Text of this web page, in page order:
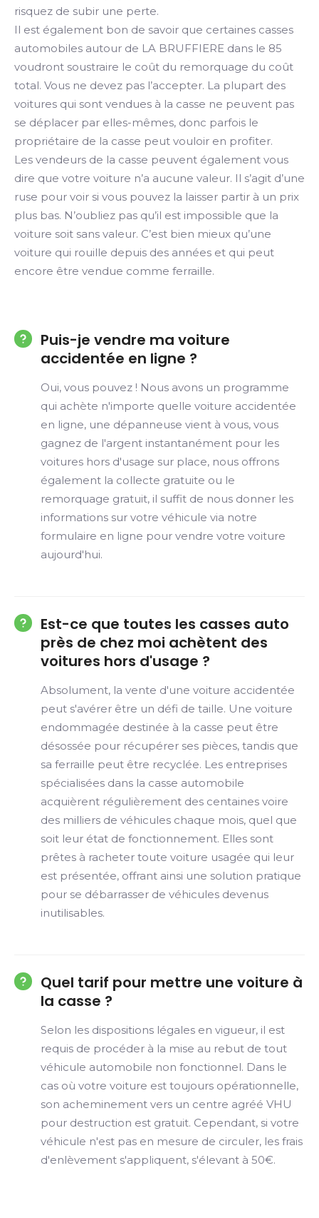
risquez de subir une perte.
Il est également bon de savoir que certaines casses
automobiles autour de LA BRUFFIERE dans le 85
voudront soustraire le coût du remorquage du coût
total. Vous ne devez pas l’accepter. La plupart des
voitures qui sont vendues à la casse ne peuvent pas
se déplacer par elles-mêmes, donc parfois le
propriétaire de la casse peut vouloir en profiter.
Les vendeurs de la casse peuvent également vous
dire que votre voiture n’a aucune valeur. Il s’agit d’une
ruse pour voir si vous pouvez la laisser partir à un prix
plus bas. N’oubliez pas qu’il est impossible que la
voiture soit sans valeur. C’est bien mieux qu’une
voiture qui rouille depuis des années et qui peut
encore être vendue comme ferraille.
Puis-je vendre ma voiture
accidentée en ligne ?
Oui, vous pouvez ! Nous avons un programme
qui achète n'importe quelle voiture accidentée
en ligne, une dépanneuse vient à vous, vous
gagnez de l'argent instantanément pour les
voitures hors d'usage sur place, nous offrons
également la collecte gratuite ou le
remorquage gratuit, il suffit de nous donner les
informations sur votre véhicule via notre
formulaire en ligne pour vendre votre voiture
aujourd'hui.
Est-ce que toutes les casses auto
près de chez moi achètent des
voitures hors d'usage ?
Absolument, la vente d'une voiture accidentée
peut s'avérer être un défi de taille. Une voiture
endommagée destinée à la casse peut être
désossée pour récupérer ses pièces, tandis que
sa ferraille peut être recyclée. Les entreprises
spécialisées dans la casse automobile
acquièrent régulièrement des centaines voire
des milliers de véhicules chaque mois, quel que
soit leur état de fonctionnement. Elles sont
prêtes à racheter toute voiture usagée qui leur
est présentée, offrant ainsi une solution pratique
pour se débarrasser de véhicules devenus
inutilisables.
Quel tarif pour mettre une voiture à
la casse ?
Selon les dispositions légales en vigueur, il est
requis de procéder à la mise au rebut de tout
véhicule automobile non fonctionnel. Dans le
cas où votre voiture est toujours opérationnelle,
son acheminement vers un centre agréé VHU
pour destruction est gratuit. Cependant, si votre
véhicule n'est pas en mesure de circuler, les frais
d'enlèvement s'appliquent, s'élevant à 50€.